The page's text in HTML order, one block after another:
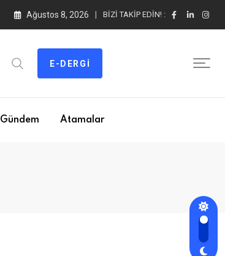
Ağustos 8, 2026 BIZI TAKIP EDIN! :
E-DERGI
Gündem Atamalar